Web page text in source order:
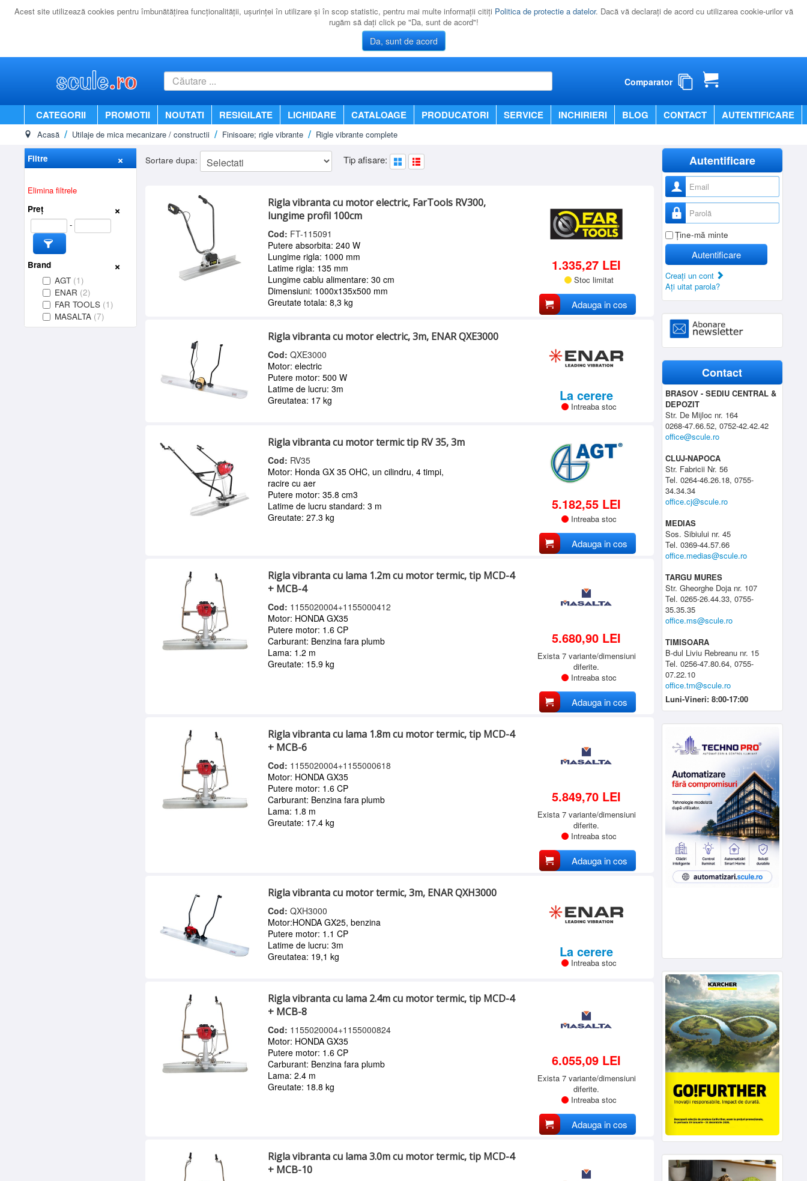
Acest site utilizează cookies pentru îmbunătăţirea funcţionalităţii, uşurinţei în utilizare şi în scop statistic, pentru mai multe informaţii citiţi Politica de protectie a datelor. Dacă vă declaraţi de acord cu utilizarea cookie-urilor vă
rugăm să daţi click pe "Da, sunt de acord"!
Da, sunt de acord
Comparator
CATEGORII PROMOTII NOUTATI RESIGILATE LICHIDARE CATALOAGE PRODUCATORI SERVICE INCHIRIERI BLOG CONTACT AUTENTIFICARE
Acasă Utilaje de mica mecanizare / constructii Finisoare; rigle vibrante Rigle vibrante complete
Filtre
Elimina filtrele
Preț
-
Brand
AGT (1)
ENAR (2)
FAR TOOLS (1)
MASALTA (7)
Sortare dupa: Tip afisare:
Rigla vibranta cu motor electric, FarTools RV300,
lungime profil 100cm
Cod: FT-115091
Putere absorbita: 240 W
Lungime rigla: 1000 mm
Latime rigla: 135 mm
Lungime cablu alimentare: 30 cm
Dimensiuni: 1000x135x500 mm
Greutate totala: 8,3 kg
1.335,27 LEI
Stoc limitat
Adauga in cos
Rigla vibranta cu motor electric, 3m, ENAR QXE3000
Cod:QXE3000
Motor: electric
Putere motor: 500 W
Latime de lucru: 3m
Greutatea: 17 kg
La cerere
Intreaba stoc
Rigla vibranta cu motor termic tip RV 35, 3m
Cod: RV35
Motor: Honda GX 35 OHC, un cilindru, 4 timpi,
racire cu aer
Putere motor: 35.8 cm3
Latime de lucru standard: 3 m
Greutate: 27.3 kg
5.182,55 LEI
Intreaba stoc
Adauga in cos
Rigla vibranta cu lama 1.2m cu motor termic, tip MCD-4
+ MCB-4
Cod: 1155020004+1155000412
Motor: HONDA GX35
Putere motor: 1.6 CP
Carburant: Benzina fara plumb
Lama: 1.2 m
Greutate: 15.9 kg
5.680,90 LEI
Exista 7 variante/dimensiuni
diferite.
Intreaba stoc
Adauga in cos
Rigla vibranta cu lama 1.8m cu motor termic, tip MCD-4
+ MCB-6
Cod: 1155020004+1155000618
Motor: HONDA GX35
Putere motor: 1.6 CP
Carburant: Benzina fara plumb
Lama: 1.8 m
Greutate: 17.4 kg
5.849,70 LEI
Exista 7 variante/dimensiuni
diferite.
Intreaba stoc
Adauga in cos
Rigla vibranta cu motor termic, 3m, ENAR QXH3000
Cod:QXH3000
Motor:HONDA GX25, benzina
Putere motor: 1.1 CP
Latime de lucru: 3m
Greutatea: 19,1 kg
La cerere
Intreaba stoc
Rigla vibranta cu lama 2.4m cu motor termic, tip MCD-4
+ MCB-8
Cod: 1155020004+1155000824
Motor: HONDA GX35
Putere motor: 1.6 CP
Carburant: Benzina fara plumb
Lama: 2.4 m
Greutate: 18.8 kg
6.055,09 LEI
Exista 7 variante/dimensiuni
diferite.
Intreaba stoc
Adauga in cos
Rigla vibranta cu lama 3.0m cu motor termic, tip MCD-4
+ MCB-10
Autentificare
Nume utilizator
Parolă
Ţine-mă minte
Autentificare
Creaţi un cont
Aţi uitat parola?
Contact
BRASOV - SEDIU CENTRAL &
DEPOZIT
Str. De Mijloc nr. 164
0268-47.66.52, 0752-42.42.42
office@scule.ro
CLUJ-NAPOCA
Str. Fabricii Nr. 56
Tel. 0264-46.26.18, 0755-
34.34.34
office.cj@scule.ro
MEDIAS
Sos. Sibiului nr. 45
Tel. 0369-44.57.66
office.medias@scule.ro
TARGU MURES
Str. Gheorghe Doja nr. 107
Tel. 0265-26.44.33, 0755-
35.35.35
office.ms@scule.ro
TIMISOARA
B-dul Liviu Rebreanu nr. 15
Tel. 0256-47.80.64, 0755-
07.22.10
office.tm@scule.ro
Luni-Vineri: 8:00-17:00